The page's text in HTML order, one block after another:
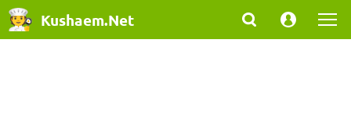
Kushaem.Net